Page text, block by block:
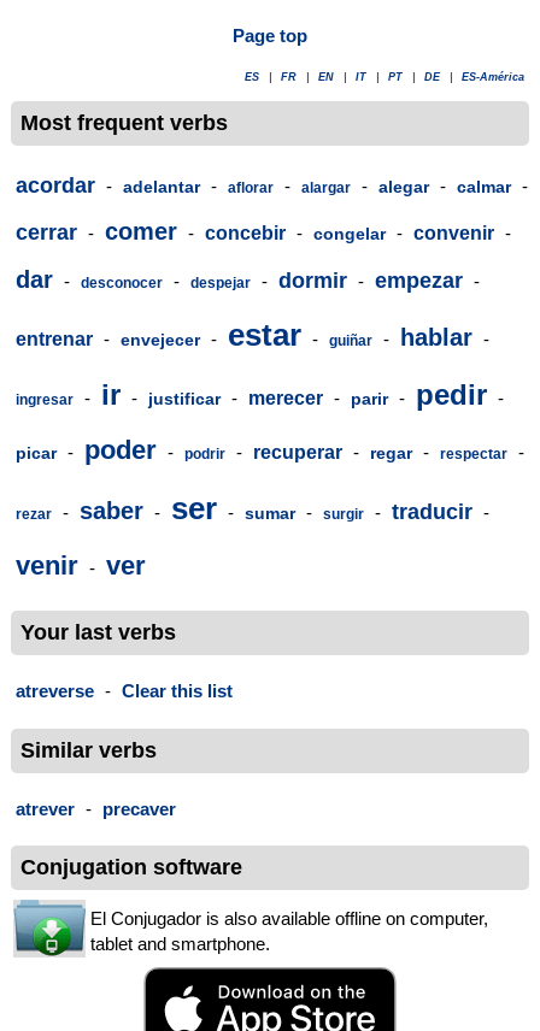
Page top
ES FR EN IT PT DE ES-América
Most frequent verbs
acordar - adelantar - aflorar - alargar - alegar - calmar -
cerrar - comer - concebir - congelar - convenir -
dar - desconocer - despejar - dormir - empezar -
entrenar - envejecer - estar - guiñar - hablar -
ingresar - ir - justificar - merecer - parir - pedir -
picar - poder - podrir - recuperar - regar - respectar -
rezar - saber - ser - sumar - surgir - traducir -
venir - ver
Your last verbs
atreverse - Clear this list
Similar verbs
atrever - precaver
Conjugation software
El Conjugador is also available offline on computer,
tablet and smartphone.